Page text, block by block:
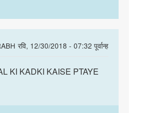
रवि, 12/30/2018 - 07:32 पूर्वान्ह
In
to
Hum
KI KADKI KAISE PTAYE